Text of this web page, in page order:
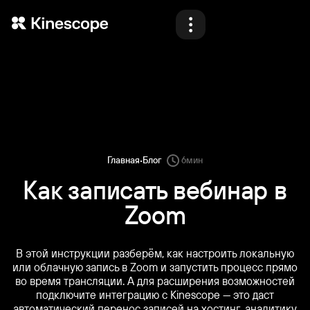
Тарифы
Войти Начать
Назад
Назад
Назад
Назад
Главная·Блог 6мин
Как записать вебинар в
Zoom
В этой инструкции разберём, как настроить локальную
или облачную запись в Zoom и запустить процесс прямо
во время трансляции. А для расширения возможностей
подключите интеграцию с Kinescope — это даст